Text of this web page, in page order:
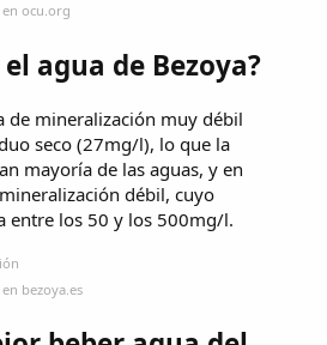
ocu.org
agua de Bezoya?
de mineralización muy débil
seco (27mg/l), lo que la
mayoría de las aguas, y en
débil, cuyo
entre los 50 y los 500mg/l.
bezoya.es